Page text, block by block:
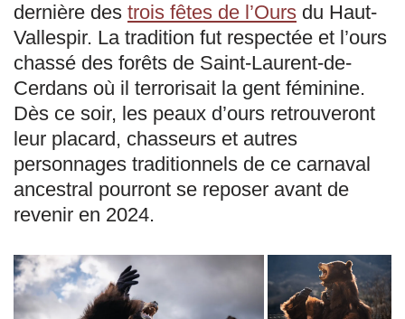
dernière des trois fêtes de l’Ours du Haut-
Vallespir. La tradition fut respectée et l’ours
chassé des forêts de Saint-Laurent-de-
Cerdans où il terrorisait la gent féminine.
Dès ce soir, les peaux d’ours retrouveront
leur placard, chasseurs et autres
personnages traditionnels de ce carnaval
ancestral pourront se reposer avant de
revenir en 2024.